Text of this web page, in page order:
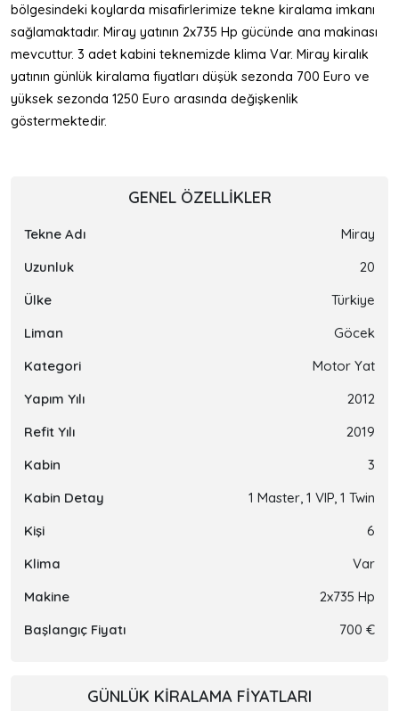
bölgesindeki koylarda misafirlerimize tekne kiralama imkanı
sağlamaktadır. Miray yatının 2x735 Hp gücünde ana makinası
mevcuttur. 3 adet kabini teknemizde klima Var. Miray kiralık
yatının günlük kiralama fiyatları düşük sezonda 700 Euro ve
yüksek sezonda 1250 Euro arasında değişkenlik
göstermektedir.
GENEL ÖZELLIKLER
Tekne Adı
Miray
Uzunluk
20
Ülke
Türkiye
Liman
Göcek
Kategori
Motor Yat
Yapım Yılı
2012
Refit Yılı
2019
Kabin
3
Kabin Detay
1 Master, 1 VIP, 1 Twin
Kişi
6
Klima
Var
Makine
2x735 Hp
Başlangıç Fiyatı
700 €
GÜNLÜK KIRALAMA FIYATLARI